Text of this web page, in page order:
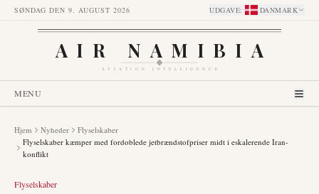
SØNDAG DEN 9. AUGUST 2026 UDGAVE: DANMARK
AIR NAMIBIA
AVIATION INTELLIGENCE
MENU
Hjem Nyheder
Flyselskaber
Flyselskaber kæmper med fordoblede jetbrændstofpriser midt i eskalerende Iran-
konflikt
Flyselskaber